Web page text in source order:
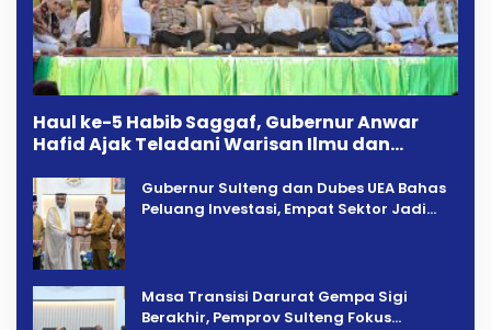
Haul ke-5 Habib Saggaf, Gubernur Anwar
Hafid Ajak Teladani Warisan Ilmu dan
Gubernur Sulteng dan Dubes UEA Bahas
Peluang Investasi, Empat Sektor Jadi
Masa Transisi Darurat Gempa Sigi
Berakhir, Pemprov Sulteng Fokus